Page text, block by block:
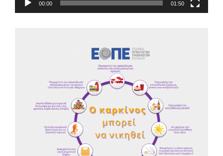
00:00 01:50